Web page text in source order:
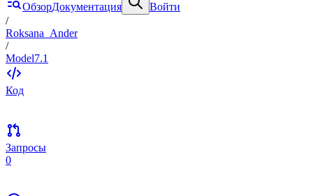
ОбзорДокументация
Войти
/
Roksana_Ander
/
Model7.1
Код
Запросы
0